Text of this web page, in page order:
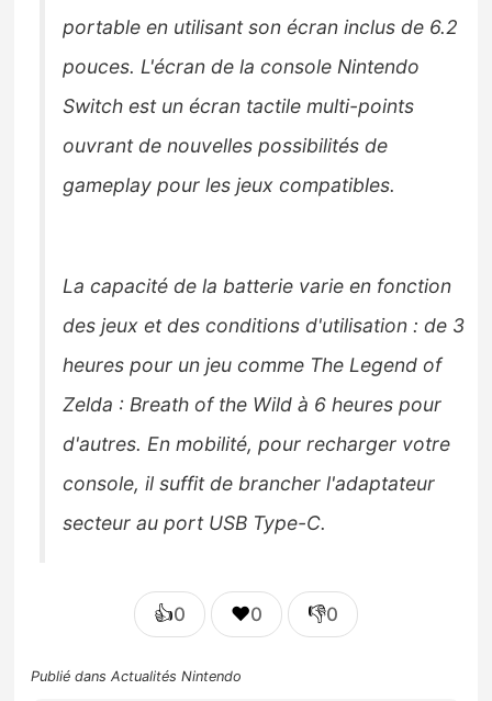
portable en utilisant son écran inclus de 6.2
pouces. L'écran de la console Nintendo
Switch est un écran tactile multi-points
ouvrant de nouvelles possibilités de
gameplay pour les jeux compatibles.
La capacité de la batterie varie en fonction
des jeux et des conditions d'utilisation : de 3
heures pour un jeu comme The Legend of
Zelda : Breath of the Wild à 6 heures pour
d'autres. En mobilité, pour recharger votre
console, il suffit de brancher l'adaptateur
secteur au port USB Type-C.
👍0 ❤️0 👎0
Publié dansActualités Nintendo